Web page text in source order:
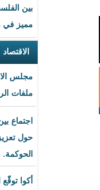
بين الفلسفة وألم الهجرة: لقاء
مميز في مكتبة جسور عبد
مجلس الاستقرار المالي
ملفات الرقابة والتفتيش
اجتماع بين البنك المركزي و
حول تعزيز أنظمة الرقابة
أكوا توقّع اتفاقيتي الشراكة بين